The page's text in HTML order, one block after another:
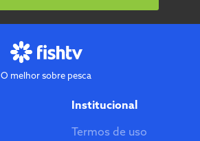
O melhor sobre pesca
Institucional
Termos de uso